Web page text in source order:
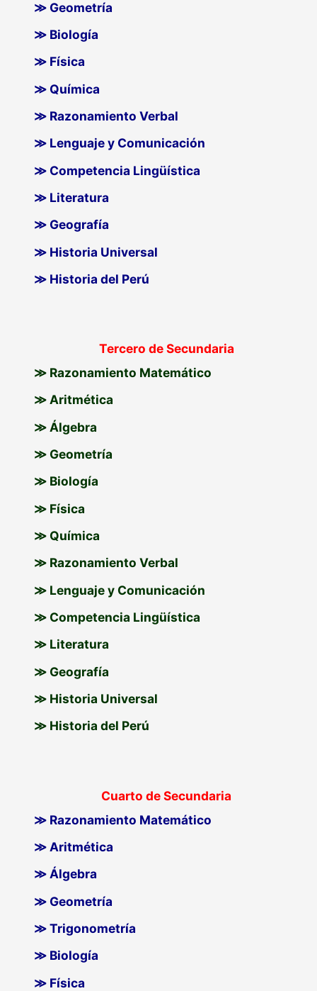
≫ Geometría
≫ Biología
≫ Física
≫ Química
≫ Razonamiento Verbal
≫ Lenguaje y Comunicación
≫ Competencia Lingüística
≫ Literatura
≫ Geografía
≫ Historia Universal
≫ Historia del Perú
Tercero de Secundaria
≫ Razonamiento Matemático
≫ Aritmética
≫ Álgebra
≫ Geometría
≫ Biología
≫ Física
≫ Química
≫ Razonamiento Verbal
≫ Lenguaje y Comunicación
≫ Competencia Lingüística
≫ Literatura
≫ Geografía
≫ Historia Universal
≫ Historia del Perú
Cuarto de Secundaria
≫ Razonamiento Matemático
≫ Aritmética
≫ Álgebra
≫ Geometría
≫ Trigonometría
≫ Biología
≫ Física